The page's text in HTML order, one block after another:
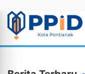
Berita Terbaru